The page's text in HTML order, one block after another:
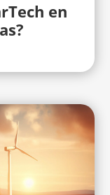
en